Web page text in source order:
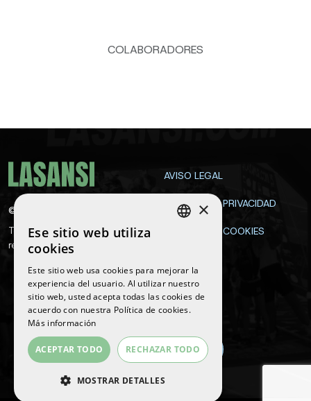
COLABORADORES
©
Todos los derechos
reservados
AVISO LEGAL
POLÍTICA DE PRIVACIDAD
POLÍTICA DE COOKIES
Síguenos
CATALAN
×
Ese sitio web utiliza
cookies
Este sitio web usa cookies para mejorar la
experiencia del usuario. Al utilizar nuestro
sitio web, usted acepta todas las cookies de
acuerdo con nuestra Política de cookies.
Más información
ACEPTAR TODO RECHAZAR TODO
MOSTRAR DETALLES